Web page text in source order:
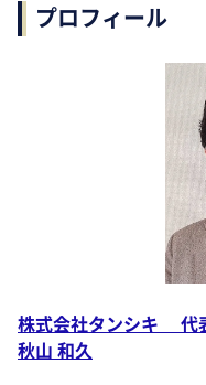
プロフィール
株式会社タンシキ 代
秋山 和久